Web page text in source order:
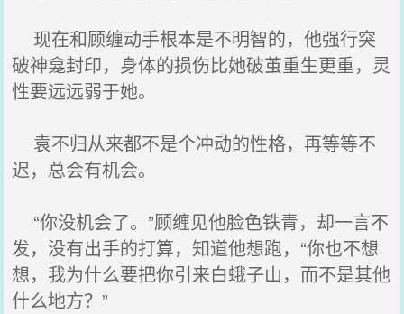
现在和顾缠动手根本是不明智的，他强行突
破神龛封印，身体的损伤比她破茧重生更重，灵
性要远远弱于她。
袁不归从来都不是个冲动的性格，再等等不
迟，总会有机会。
“你没机会了。”顾缠见他脸色铁青，却一言不
发，没有出手的打算，知道他想跑，“你也不想
想，我为什么要把你引来白蛾子山，而不是其他
什么地方？”